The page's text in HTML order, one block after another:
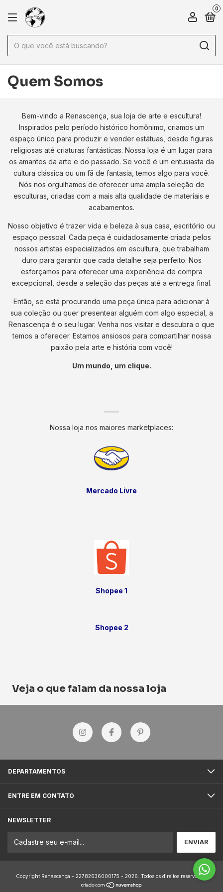
0
Quem Somos
Bem-vindo a Renascença, sua loja de arte e escultura!
Inspirados pelo período histórico homônimo, criamos um
espaço único para produzir e vender estátuas, desde figuras
religiosas até criaturas fantásticas. Nossa loja é um lugar para
os amantes da arte e do passado. Se você é um entusiasta da
cultura clássica ou um fã de fantasia, temos algo para você.
Nós nos orgulhamos de oferecer uma ampla seleção de
esculturas, criadas com a mais alta qualidade de materiais e
acabamentos.
Nosso objetivo é trazer vida e beleza à sua casa, escritório ou
espaço pessoal. Cada peça é cuidadosamente criada pelos
nossos artistas especializados em escultura, que trabalham
duro para garantir que cada detalhe seja perfeito. Nos
esforçamos para oferecer uma experiência de compra
excepcional, desde a seleção das peças até a entrega final.
Então, se está procurando uma peça única para adicionar à
sua coleção ou quer presentear alguém com algo especial, a
Renascença é o seu lugar. Venha nos visitar e descubra o que
temos a oferecer. Estamos ansiosos para compartilhar nossa
paixão pela arte e história com você!
Um mundo, um clique.
Nossa loja nos maiores marketplaces:
Mercado Livre
Shopee 1
Shopee 2
Veja o que falam da nossa loja
DEPARTAMENTOS
ENTRE EM CONTATO
NEWSLETTER
Copyright Renascença - 22782636000175 - 2026. Todos os direitos reservados.